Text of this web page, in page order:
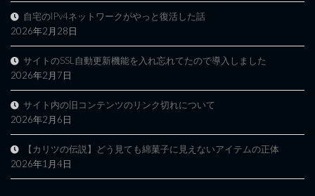
自宅のIPv4ネットワークがやっと復活した話
2026年2月28日
サイトのSSL自動更新機能を入れ忘れてたので導入しました
2026年2月7日
サイト内の旧コンテンツのリンク切れについて
2026年2月6日
【カリツの伝説】どう見ても綿菓子に見えないアイテムの正体
2026年1月4日